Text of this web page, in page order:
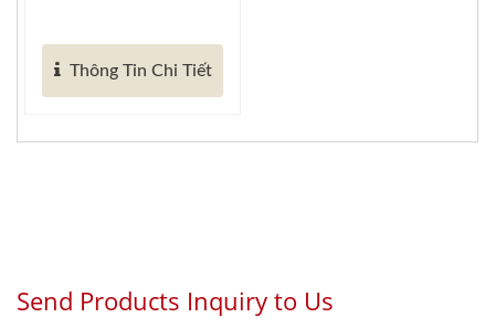
Thông Tin Chi Tiết